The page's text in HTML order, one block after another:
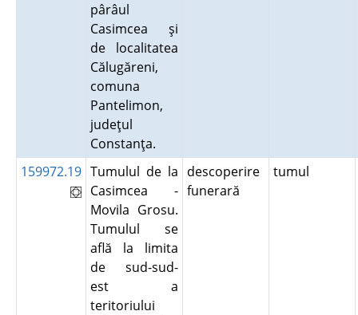
pârâul
Casimcea şi
de localitatea
Călugăreni,
comuna
Pantelimon,
judeţul
Constanţa.
159972.19 Tumulul de la
Casimcea -
Movila Grosu.
Tumulul se
află la limita
de sud-sud-
est a
teritoriului
descoperire
funerară
tumul